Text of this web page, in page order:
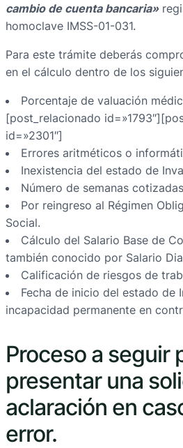
cambio de cuenta bancaria»
homoclave IMSS-01-031.
Para este trámite deberás
en el cálculo dentro de los
Porcentaje de valuación
[post_relacionado
id=»2301″]
Errores aritméticos o
Inexistencia del estado de
Número de semanas
Por reingreso al Régimen
Social.
Cálculo del Salario Base de
también conocido por Salario
Calificación de riesgos de
Fecha de inicio del estado de
incapacidad permanente en
Proceso a seguir
presentar una
aclaración en
error.